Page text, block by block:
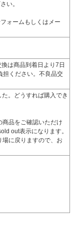
い。
ォームもしくはメー
は商品到着日より7日
担ください。不良品交
。どうすれば購入でき
品をご確認いただけ
out表示になります。
に戻りますので、お